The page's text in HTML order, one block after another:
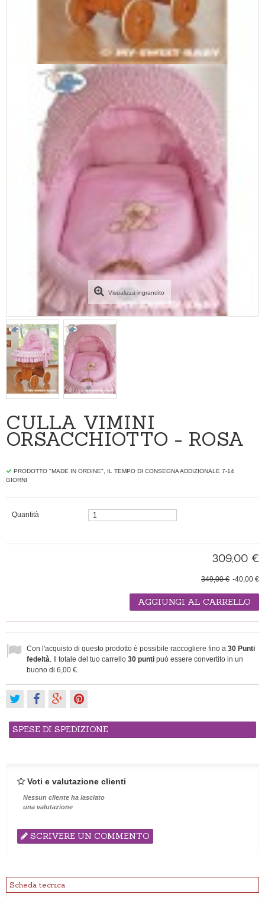
Visualizza ingrandito
CULLA VIMINI
ORSACCHIOTTO - ROSA
PRODOTTO "MADE IN ORDINE", IL TEMPO DI CONSEGNA ADDIZIONALE 7-14
GIORNI
Quantità
309,00 €
-40,00 €
349,00 €
AGGIUNGI AL CARRELLO
Con l'acquisto di questo prodotto è possibile raccogliere fino a 30 Punti
fedeltà . Il totale del tuo carrello 30 punti può essere convertito in un
buono di 6,00 €
SPESE DI SPEDIZIONE
Voti e valutazione clienti
Nessun cliente ha lasciato
una valutazione
SCRIVERE UN COMMENTO
Scheda tecnica